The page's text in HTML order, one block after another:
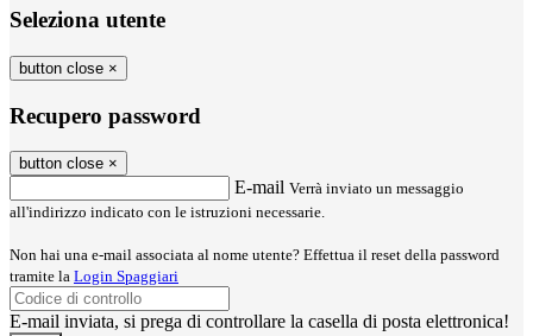
Seleziona utente
button close ×
Recupero password
button close ×
E-mail Verrà inviato un messaggio
all'indirizzo indicato con le istruzioni necessarie.
Non hai una e-mail associata al nome utente? Effettua il reset della password
tramite la Login Spaggiari
E-mail inviata, si prega di controllare la casella di posta elettronica!